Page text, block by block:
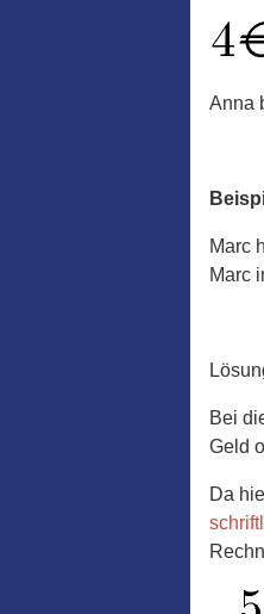
Anna
Marc
Marc
Bei
Geld
Da